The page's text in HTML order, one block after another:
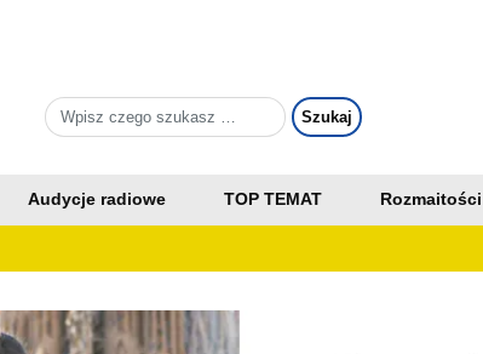
Audycje radiowe TOP TEMAT Rozmaitości